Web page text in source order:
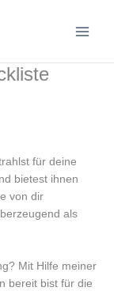
für deine
bietest ihnen
von dir
als
Mit Hilfe meiner
bereit bist für die